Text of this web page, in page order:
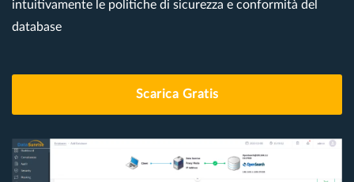
intuitivamente le politiche di sicurezza e conformità del
database
Scarica Gratis